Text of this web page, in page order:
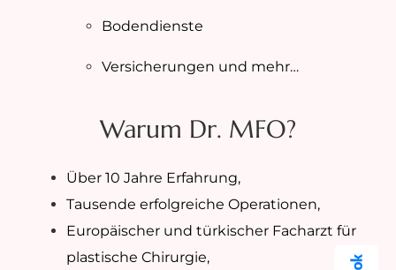
Bodendienste
Versicherungen und mehr…
Warum Dr. MFO?
Über 10 Jahre Erfahrung,
Tausende erfolgreiche Operationen,
Europäischer und türkischer Facharzt für
plastische Chirurgie,